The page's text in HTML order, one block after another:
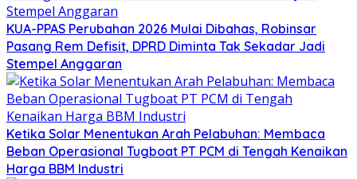
KUA-PPAS Perubahan 2026 Mulai Dibahas, Robinsar
Pasang Rem Defisit, DPRD Diminta Tak Sekadar Jadi
Stempel Anggaran
Ketika Solar Menentukan Arah Pelabuhan: Membaca
Beban Operasional Tugboat PT PCM di Tengah Kenaikan
Harga BBM Industri